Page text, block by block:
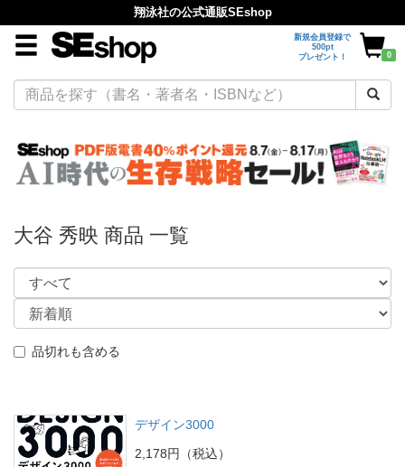
翔泳社の公式通販SEshop
新規会員登録で
500pt
プレゼント！
0
大谷 秀映 商品 一覧
品切れも含める
デザイン3000
2,178円（税込）